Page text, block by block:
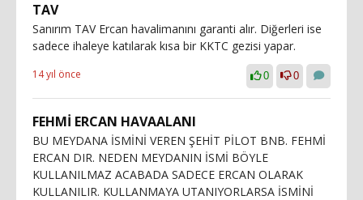
TAV
Sanırım TAV Ercan havalimanını garanti alır. Diğerleri ise
sadece ihaleye katılarak kısa bir KKTC gezisi yapar.
14 yıl önce 0 0
FEHMİ ERCAN HAVAALANI
BU MEYDANA İSMİNİ VEREN ŞEHİT PİLOT BNB. FEHMİ
ERCAN DIR. NEDEN MEYDANIN İSMİ BÖYLE
KULLANILMAZ ACABADA SADECE ERCAN OLARAK
KULLANILIR. KULLANMAYA UTANIYORLARSA İSMİNİ